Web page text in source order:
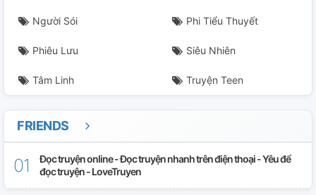
Người Sói Phi Tiểu Thuyết
Phiêu Lưu Siêu Nhiên
Tâm Linh Truyện Teen
FRIENDS
Đọc truyện online - Đọc truyện nhanh trên điện thoại - Yêu để
đọc truyện - LoveTruyen